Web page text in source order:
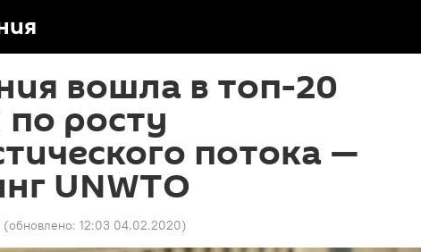
вошла в топ-20
по росту
потока —
UNWTO
(обновлено: 12:03 04.02.2020)